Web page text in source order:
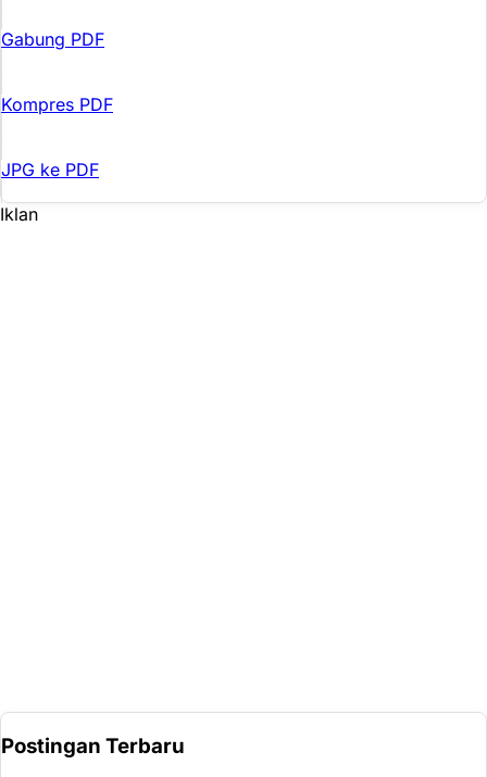
Gabung PDF
Kompres PDF
JPG ke PDF
Iklan
Postingan Terbaru